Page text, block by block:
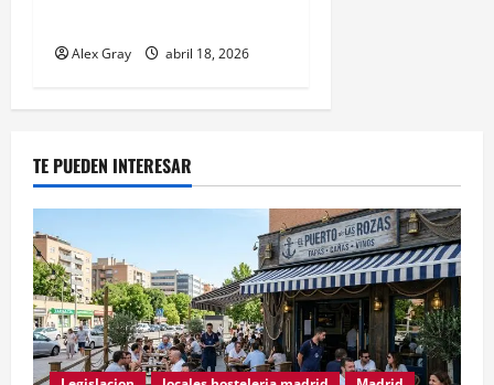
Alex Gray abril 18, 2026
TE PUEDEN INTERESAR